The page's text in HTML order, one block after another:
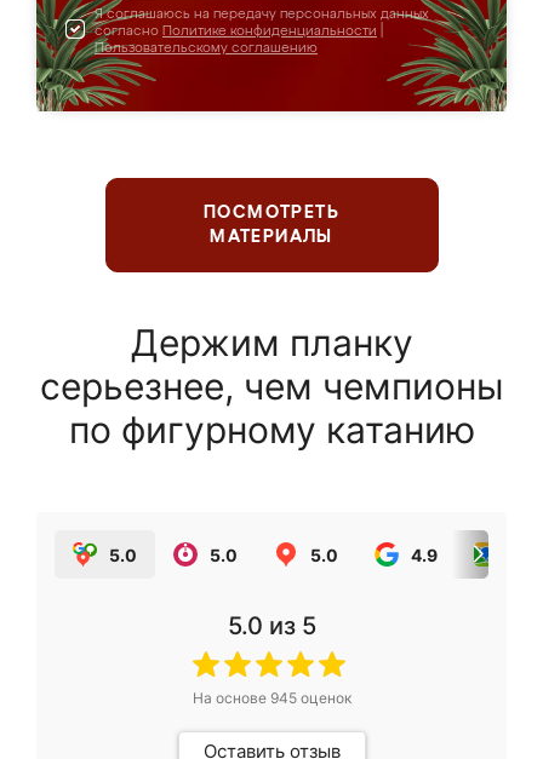
Я соглашаюсь на передачу персональных данных
согласно Политике конфиденциальности
Пользовательскому соглашению
ПОСМОТРЕТЬ
МАТЕРИАЛЫ
Держим планку
серьезнее, чем чемпионы
по фигурному катанию
5.0 5.0 5.0 4.9
5.0 из 5
На основе 945оценок
Оставить отзыв